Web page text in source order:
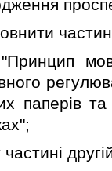
паперiв